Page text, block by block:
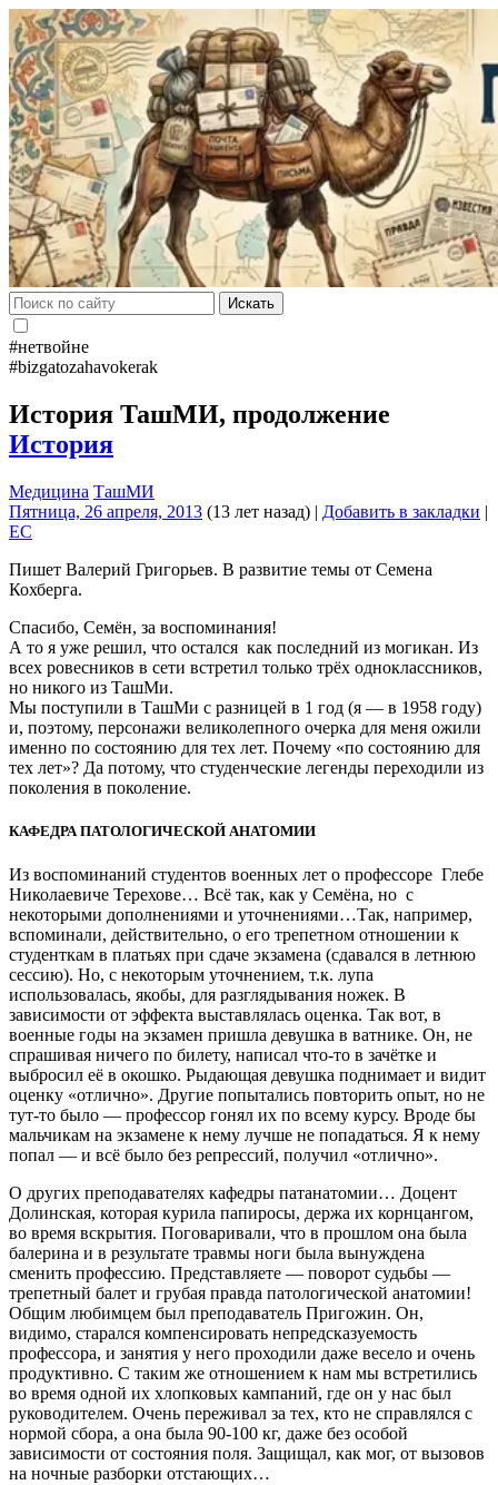
Искать
#нетвойне
#bizgatozahavokerak
История ТашМИ, продолжение
История
Медицина ТашМИ
Пятница, 26 апреля, 2013 (13 лет назад) | Добавить в закладки |
EC
Пишет Валерий Григорьев. В развитие темы от Семена
Кохберга.
Спасибо, Семён, за воспоминания!
А то я уже решил, что остался как последний из могикан. Из
всех ровесников в сети встретил только трёх одноклассников,
но никого из ТашМи.
Мы поступили в ТашМи с разницей в 1 год (я — в 1958 году)
и, поэтому, персонажи великолепного очерка для меня ожили
именно по состоянию для тех лет. Почему «по состоянию для
тех лет»? Да потому, что студенческие легенды переходили из
поколения в поколение.
КАФЕДРА ПАТОЛОГИЧЕСКОЙ АНАТОМИИ
Из воспоминаний студентов военных лет о профессоре Глебе
Николаевиче Терехове… Всё так, как у Семёна, но с
некоторыми дополнениями и уточнениями…Так, например,
вспоминали, действительно, о его трепетном отношении к
студенткам в платьях при сдаче экзамена (сдавался в летнюю
сессию). Но, с некоторым уточнением, т.к. лупа
использовалась, якобы, для разглядывания ножек. В
зависимости от эффекта выставлялась оценка. Так вот, в
военные годы на экзамен пришла девушка в ватнике. Он, не
спрашивая ничего по билету, написал что-то в зачётке и
выбросил её в окошко. Рыдающая девушка поднимает и видит
оценку «отлично». Другие попытались повторить опыт, но не
тут-то было — профессор гонял их по всему курсу. Вроде бы
мальчикам на экзамене к нему лучше не попадаться. Я к нему
попал — и всё было без репрессий, получил «отлично».
О других преподавателях кафедры патанатомии… Доцент
Долинская, которая курила папиросы, держа их корнцангом,
во время вскрытия. Поговаривали, что в прошлом она была
балерина и в результате травмы ноги была вынуждена
сменить профессию. Представляете — поворот судьбы —
трепетный балет и грубая правда патологической анатомии!
Общим любимцем был преподаватель Пригожин. Он,
видимо, старался компенсировать непредсказуемость
профессора, и занятия у него проходили даже весело и очень
продуктивно. С таким же отношением к нам мы встретились
во время одной их хлопковых кампаний, где он у нас был
руководителем. Очень переживал за тех, кто не справлялся с
нормой сбора, а она была 90-100 кг, даже без особой
зависимости от состояния поля. Защищал, как мог, от вызовов
на ночные разборки отстающих…